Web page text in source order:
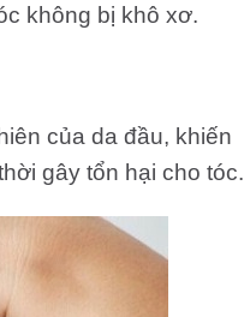
không bị khô xơ.
của da đầu, khiến
gây tổn hại cho tóc.